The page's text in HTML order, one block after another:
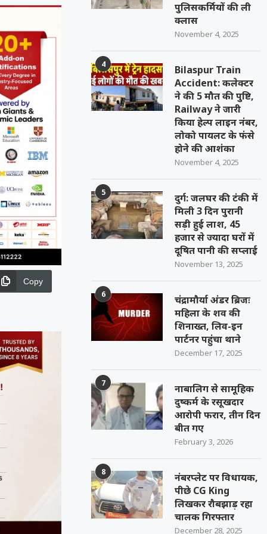
Copy
पुलिसकर्मियों की ली
क्लास
November 4, 2025
4
Bilaspur Train
Accident: कलेक्टर
ने की 5 मौत की पुष्टि,
Railway ने जारी
किया हेल्प लाइन नंबर,
लोको पायलट के फंसे
होने की आशंका
November 4, 2025
5
दुर्ग: जलघर की टंकी में
मिली 3 दिन पुरानी
सड़ी हुई लाश, 45
हजार से ज्यादा घरों में
दूषित पानी की सप्लाई
November 13, 2025
6
चंद्रामौर्या अंडर ब्रिजः
महिला के शव की
शिनाख्त, लिव-इन
पार्टनर पहुंचा थाने
December 17, 2025
7
नाबालिग से सामूहिक
दुष्कर्म के रसूखदार
आरोपी फरार, तीन दिन
बीत गए
February 3, 2026
8
नंबरप्लेट पर विधायक,
पीछे CG King
लिखकर रौबझाड़ रहा
चालक गिरफ्तार
December 28, 2025